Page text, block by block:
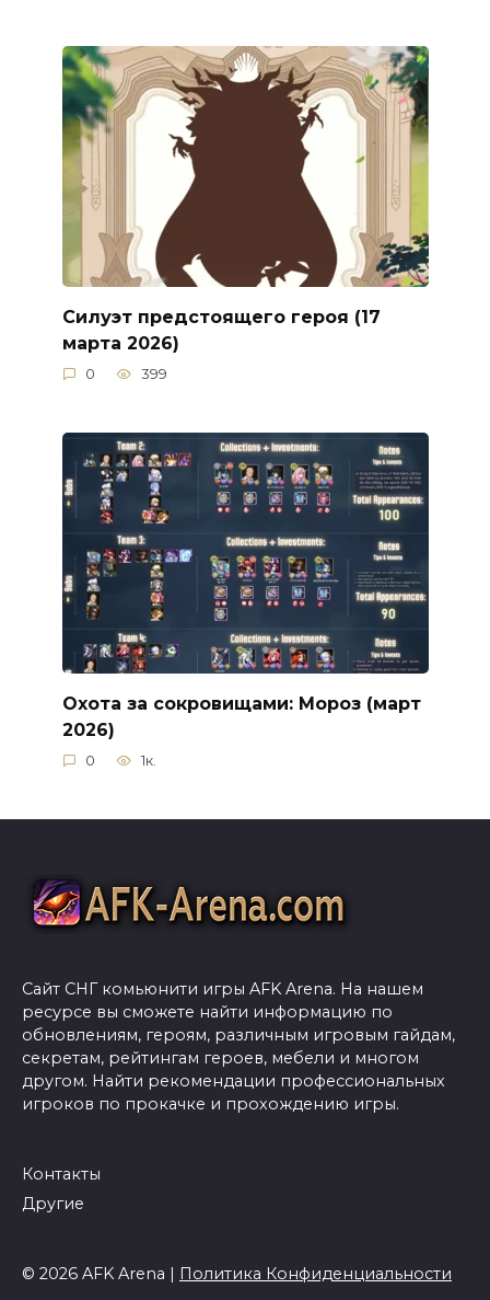
Силуэт предстоящего героя (17
марта 2026)
0 399
Охота за сокровищами: Мороз (март
2026)
0 1к.
Сайт СНГ комьюнити игры AFK Arena. На нашем
ресурсе вы сможете найти информацию по
обновлениям, героям, различным игровым гайдам,
секретам, рейтингам героев, мебели и многом
другом. Найти рекомендации профессиональных
игроков по прокачке и прохождению игры.
Контакты
Другие
© 2026 AFK Arena | Политика Конфиденциальности